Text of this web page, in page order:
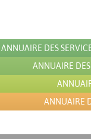
ANNUAIRE DES
ANNUAIRE
ANNUAIRE